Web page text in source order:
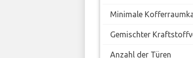
Minimale
Gemischter
Anzahl der Türen